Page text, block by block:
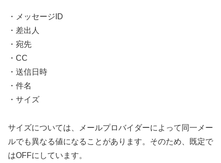
・メッセージID
・差出人
・宛先
・CC
・送信日時
・件名
・サイズ
サイズについては、メールプロバイダーによって同一メー
ルでも異なる値になることがあります。そのため、既定で
はOFFにしています。